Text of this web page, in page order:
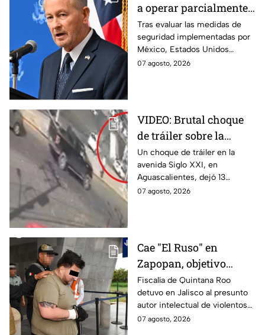
a operar parcialmente
en Michoacán tras
suspensión por
motivos de seguridad
Tras evaluar las medidas de
seguridad implementadas por
México, Estados Unidos
reanudará parcialmente sus
07 agosto, 2026
VIDEO: Brutal choque
de tráiler sobre la
avenida Siglo XXI en
Aguascalientes deja
varios heridos y
destrozos
Un choque de tráiler en la
avenida Siglo XXI, en
Aguascalientes, dejó 13
heridos y varios vehículos
07 agosto, 2026
Cae "El Ruso" en
Zapopan, objetivo
prioritario en Playa del
Carmen
Fiscalía de Quintana Roo
detuvo en Jalisco al presunto
autor intelectual de violentos
ataques en fraccionamientos
07 agosto, 2026